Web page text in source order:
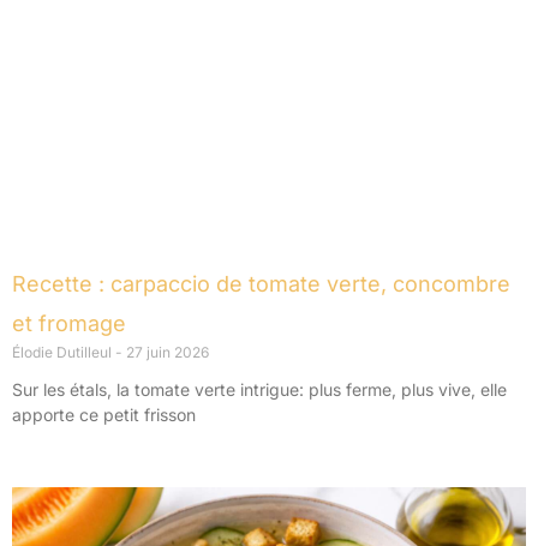
Recette : carpaccio de tomate verte, concombre
et fromage
Élodie Dutilleul 27 juin 2026
Sur les étals, la tomate verte intrigue: plus ferme, plus vive, elle
apporte ce petit frisson